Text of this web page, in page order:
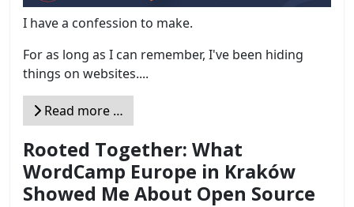
I have a confession to make.
For as long as I can remember, I've been hiding
things on websites....
Read more …
Rooted Together: What
WordCamp Europe in Kraków
Showed Me About Open Source